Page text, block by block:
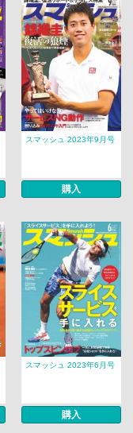
スマッシュ 2023年9月号
購入
スマッシュ 2023年6月号
購入